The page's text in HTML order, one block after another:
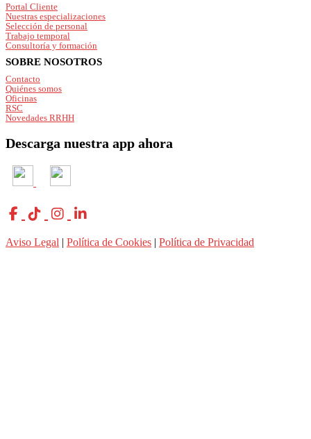
Portal Cliente
Nuestras especializaciones
Selección de personal
Trabajo temporal
Consultoría y formación
SOBRE NOSOTROS
Contacto
Quiénes somos
Oficinas
RSC
Novedades RRHH
Descarga nuestra app ahora
Aviso Legal | Política de Cookies | Política de Privacidad